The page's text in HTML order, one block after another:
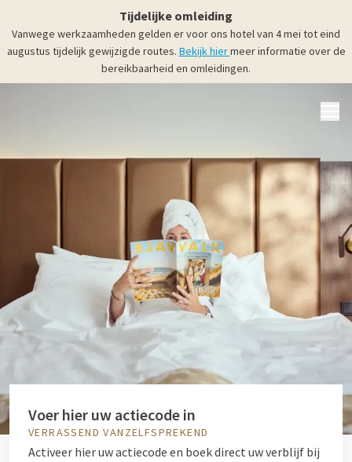
Tijdelijke omleiding
Vanwege werkzaamheden gelden er voor ons hotel van 4 mei tot eind
augustus tijdelijk gewijzigde routes. Bekijk hiermeer informatie over de
bereikbaarheid en omleidingen.
Voer hier uw actiecode in
VERRASSEND VANZELFSPREKEND
Activeer hier uw actiecode en boek direct uw verblijf bij